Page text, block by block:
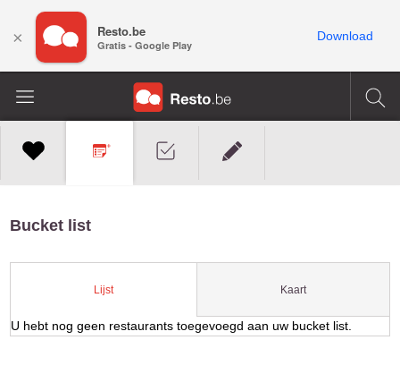
Bucket list
Lijst Kaart
U hebt nog geen restaurants toegevoegd aan uw bucket list.
× Resto.be
Gratis - Google Play
Download